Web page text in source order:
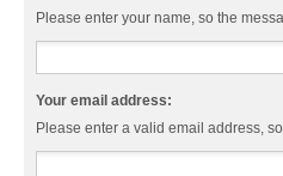
Please enter your name, so the
Your email address:
Please enter a valid email address,